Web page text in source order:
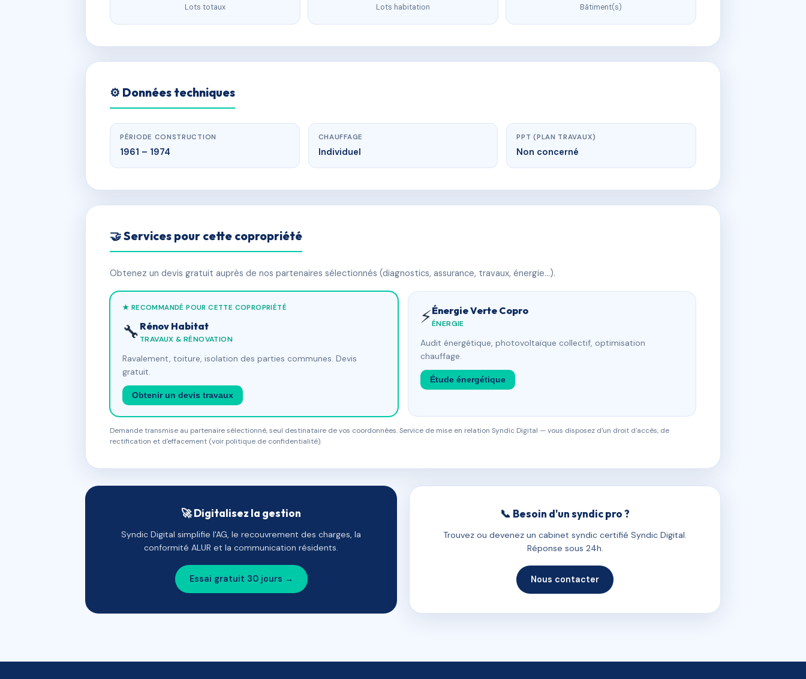
Lots totaux Lots habitation Bâtiment(s)
⚙️ Données techniques
PÉRIODE CONSTRUCTION
1961 – 1974
CHAUFFAGE
Individuel
PPT (PLAN TRAVAUX)
Non concerné
🤝 Services pour cette copropriété
Obtenez un devis gratuit auprès de nos partenaires sélectionnés (diagnostics, assurance, travaux, énergie…).
★ RECOMMANDÉ POUR CETTE COPROPRIÉTÉ
🔧 Rénov Habitat
TRAVAUX & RÉNOVATION
Ravalement, toiture, isolation des parties communes. Devis
gratuit.
Obtenir un devis travaux
⚡Énergie Verte Copro
ÉNERGIE
Audit énergétique, photovoltaïque collectif, optimisation
chauffage.
Étude énergétique
Demande transmise au partenaire sélectionné, seul destinataire de vos coordonnées. Service de mise en relation Syndic Digital — vous disposez d'un droit d'accès, de
rectification et d'effacement (voir politique de confidentialité).
🚀 Digitalisez la gestion
Syndic Digital simplifie l'AG, le recouvrement des charges, la
conformité ALUR et la communication résidents.
Essai gratuit 30 jours →
📞 Besoin d'un syndic pro ?
Trouvez ou devenez un cabinet syndic certifié Syndic Digital.
Réponse sous 24h.
Nous contacter